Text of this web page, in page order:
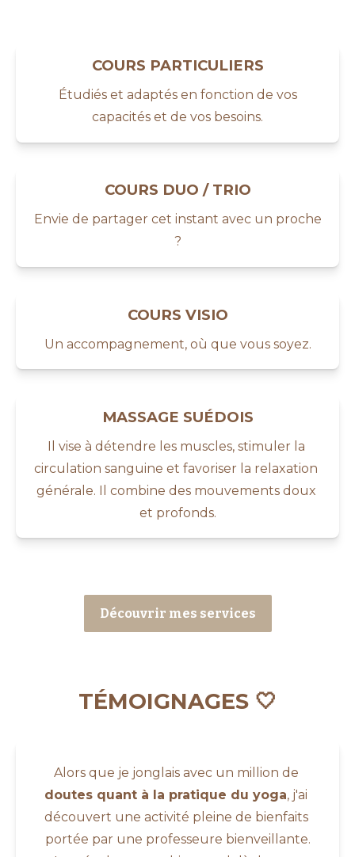
COURS PARTICULIERS
Étudiés et adaptés en fonction de vos
capacités et de vos besoins.
COURS DUO / TRIO
Envie de partager cet instant avec un proche
?
COURS VISIO
Un accompagnement, où que vous soyez.
MASSAGE SUÉDOIS
Il vise à détendre les muscles, stimuler la
circulation sanguine et favoriser la relaxation
générale. Il combine des mouvements doux
et profonds.
Découvrir mes services
TÉMOIGNAGES 🤍
doutes quant à la pratique du yoga, j'ai
découvert une activité pleine de bienfaits
portée par une professeure bienveillante.